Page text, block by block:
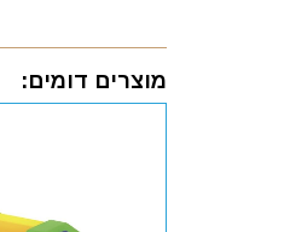
מוצרים דומים: